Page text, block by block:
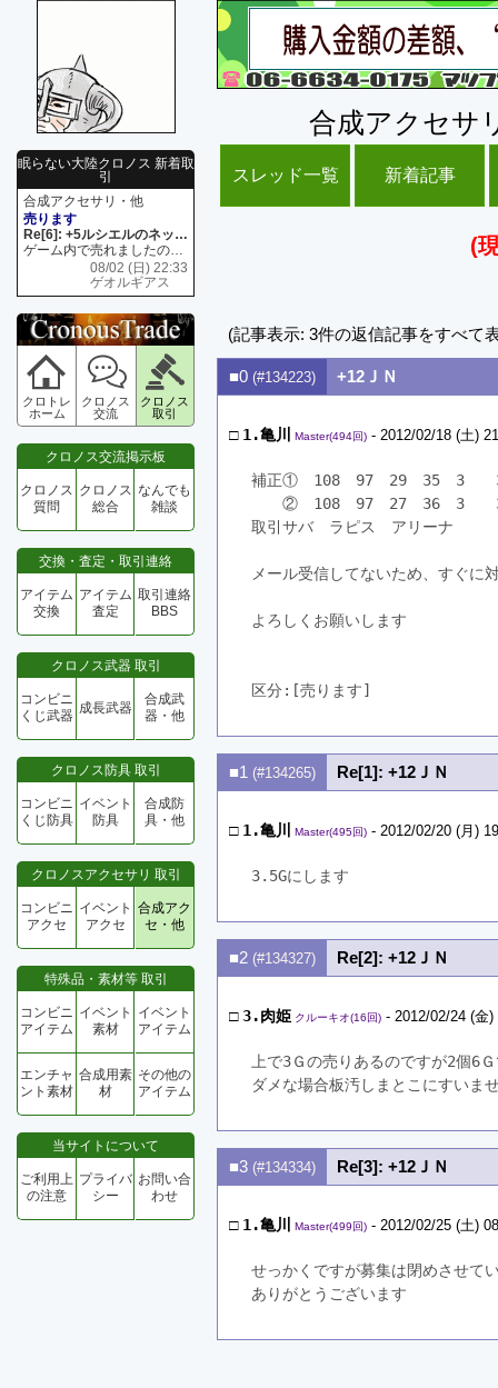
眠らない大陸クロノス 新着取
引
合成アクセサリ・他
売ります
Re[6]: +5ルシエルのネックレス
ゲーム内で売れましたので 在庫がネク1 リング4 となります リングのお値段は80G といたします
08/02 (日) 22:33
ゲオルギアス
クロトレ
ホーム
クロノス
交流
クロノス
取引
クロノス交流掲示板
クロノス
質問
クロノス
総合
なんでも
雑談
交換・査定・取引連絡
アイテム
交換
アイテム
査定
取引連絡
BBS
クロノス武器 取引
コンビニ
くじ武器 成長武器
合成武
器・他
クロノス防具 取引
コンビニ
くじ防具
イベント
防具
合成防
具・他
クロノスアクセサリ 取引
コンビニ
アクセ
イベント
アクセ
合成アク
セ・他
特殊品・素材等 取引
コンビニ
アイテム
イベント
素材
イベント
アイテム
エンチャ
ント素材
合成用素
材
その他の
アイテム
当サイトについて
ご利用上
の注意
プライバ
シー
お問い合
わせ
合成アクセサ
スレッド一覧 新着記事
(
(記事表示: 3件の返信記事をすべて
■0 (#134223) +12ＪＮ
□ 1.亀川 Master(494回) - 2012/02/18 (土)
補正①　108　97　29　35　3　
②　108　97　27　36　3　
取引サバ　ラピス　アリーナ
メール受信してないため、すぐに
よろしくお願いします
区分:[売ります]
■1 (#134265) Re[1]: +12ＪＮ
□ 1.亀川 Master(495回) - 2012/02/20 (月)
3.5Gにします
■2 (#134327) Re[2]: +12ＪＮ
□3.肉姫 クルーキオ(16回) - 2012/02/24 (金
上で3Ｇの売りあるのですが2個6
ダメな場合板汚しまとこにすいま
■3 (#134334) Re[3]: +12ＪＮ
□ 1.亀川 Master(499回) - 2012/02/25 (土)
せっかくですが募集は閉めさせて
ありがとうございます